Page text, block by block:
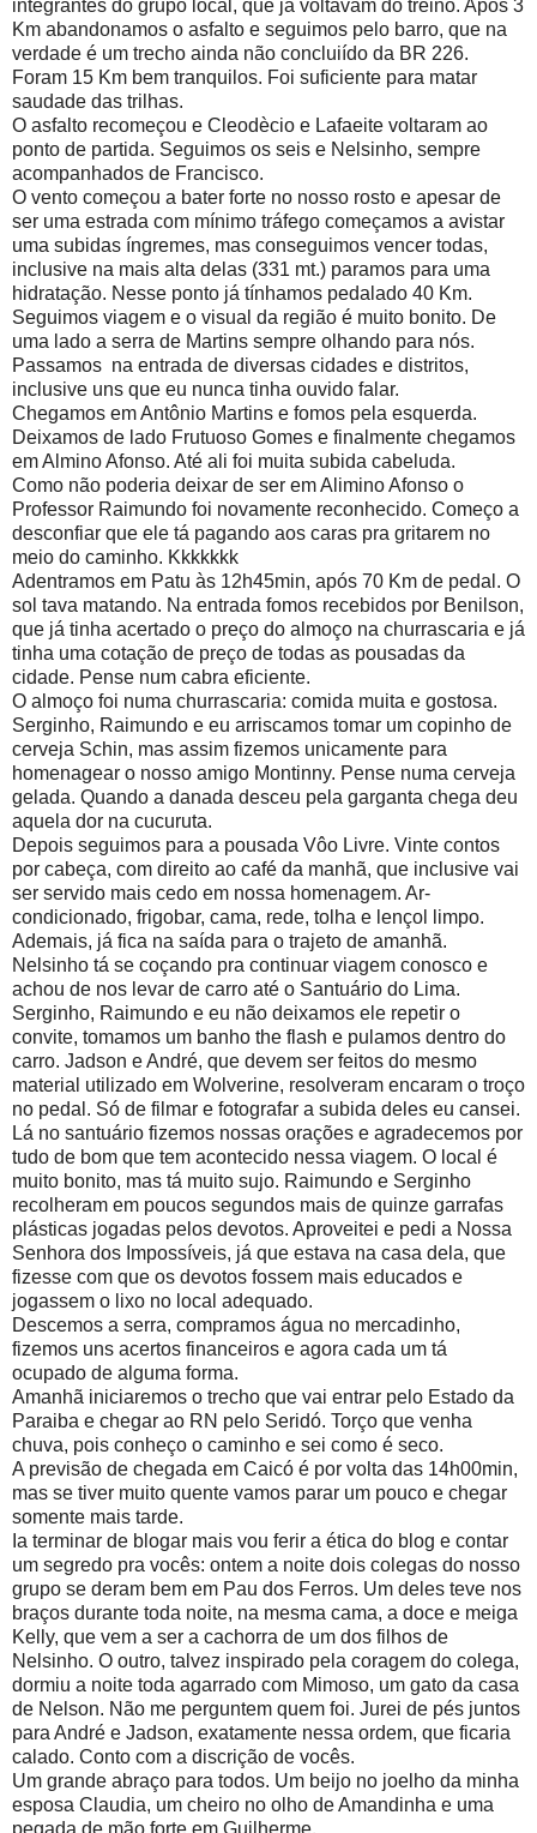
integrantes do grupo local, que já voltavam do treino. Após 3
Km abandonamos o asfalto e seguimos pelo barro, que na
verdade é um trecho ainda não concluiído da BR 226.
Foram 15 Km bem tranquilos. Foi suficiente para matar
saudade das trilhas.
O asfalto recomeçou e Cleodècio e Lafaeite voltaram ao
ponto de partida. Seguimos os seis e Nelsinho, sempre
acompanhados de Francisco.
O vento começou a bater forte no nosso rosto e apesar de
ser uma estrada com mínimo tráfego começamos a avistar
uma subidas íngremes, mas conseguimos vencer todas,
inclusive na mais alta delas (331 mt.) paramos para uma
hidratação. Nesse ponto já tínhamos pedalado 40 Km.
Seguimos viagem e o visual da região é muito bonito. De
uma lado a serra de Martins sempre olhando para nós.
Passamos na entrada de diversas cidades e distritos,
inclusive uns que eu nunca tinha ouvido falar.
Chegamos em Antônio Martins e fomos pela esquerda.
Deixamos de lado Frutuoso Gomes e finalmente chegamos
em Almino Afonso. Até ali foi muita subida cabeluda.
Como não poderia deixar de ser em Alimino Afonso o
Professor Raimundo foi novamente reconhecido. Começo a
desconfiar que ele tá pagando aos caras pra gritarem no
meio do caminho. Kkkkkkk
Adentramos em Patu às 12h45min, após 70 Km de pedal. O
sol tava matando. Na entrada fomos recebidos por Benilson,
que já tinha acertado o preço do almoço na churrascaria e já
tinha uma cotação de preço de todas as pousadas da
cidade. Pense num cabra eficiente.
O almoço foi numa churrascaria: comida muita e gostosa.
Serginho, Raimundo e eu arriscamos tomar um copinho de
cerveja Schin, mas assim fizemos unicamente para
homenagear o nosso amigo Montinny. Pense numa cerveja
gelada. Quando a danada desceu pela garganta chega deu
aquela dor na cucuruta.
Depois seguimos para a pousada Vôo Livre. Vinte contos
por cabeça, com direito ao café da manhã, que inclusive vai
ser servido mais cedo em nossa homenagem. Ar-
condicionado, frigobar, cama, rede, tolha e lençol limpo.
Ademais, já fica na saída para o trajeto de amanhã.
Nelsinho tá se coçando pra continuar viagem conosco e
achou de nos levar de carro até o Santuário do Lima.
Serginho, Raimundo e eu não deixamos ele repetir o
convite, tomamos um banho the flash e pulamos dentro do
carro. Jadson e André, que devem ser feitos do mesmo
material utilizado em Wolverine, resolveram encaram o troço
no pedal. Só de filmar e fotografar a subida deles eu cansei.
Lá no santuário fizemos nossas orações e agradecemos por
tudo de bom que tem acontecido nessa viagem. O local é
muito bonito, mas tá muito sujo. Raimundo e Serginho
recolheram em poucos segundos mais de quinze garrafas
plásticas jogadas pelos devotos. Aproveitei e pedi a Nossa
Senhora dos Impossíveis, já que estava na casa dela, que
fizesse com que os devotos fossem mais educados e
jogassem o lixo no local adequado.
Descemos a serra, compramos água no mercadinho,
fizemos uns acertos financeiros e agora cada um tá
ocupado de alguma forma.
Amanhã iniciaremos o trecho que vai entrar pelo Estado da
Paraiba e chegar ao RN pelo Seridó. Torço que venha
chuva, pois conheço o caminho e sei como é seco.
A previsão de chegada em Caicó é por volta das 14h00min,
mas se tiver muito quente vamos parar um pouco e chegar
somente mais tarde.
Ia terminar de blogar mais vou ferir a ética do blog e contar
um segredo pra vocês: ontem a noite dois colegas do nosso
grupo se deram bem em Pau dos Ferros. Um deles teve nos
braços durante toda noite, na mesma cama, a doce e meiga
Kelly, que vem a ser a cachorra de um dos filhos de
Nelsinho. O outro, talvez inspirado pela coragem do colega,
dormiu a noite toda agarrado com Mimoso, um gato da casa
de Nelson. Não me perguntem quem foi. Jurei de pés juntos
para André e Jadson, exatamente nessa ordem, que ficaria
calado. Conto com a discrição de vocês.
Um grande abraço para todos. Um beijo no joelho da minha
esposa Claudia, um cheiro no olho de Amandinha e uma
pegada de mão forte em Guilherme,